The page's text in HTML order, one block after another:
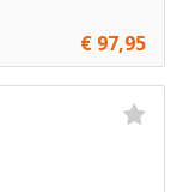
€ 97,95